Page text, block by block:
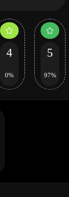
4
0%
5
97%